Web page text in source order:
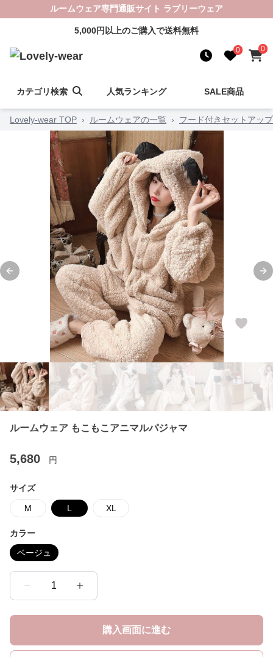
ルームウェア専門通販サイト ラブリーウェア
5,000円以上のご購入で送料無料
0 0
カテゴリ検索 人気ランキング SALE商品
Lovely-wear TOP › ルームウェアの一覧 › フード付きセットアッ
Previous slide
ルームウェア もこもこアニマルパジャマ
5,680 円
サイズ
M L XL
カラー
ベージュ
1
購入画面に進む